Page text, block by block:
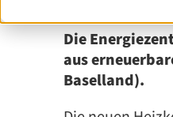
Die
aus
Baselland).